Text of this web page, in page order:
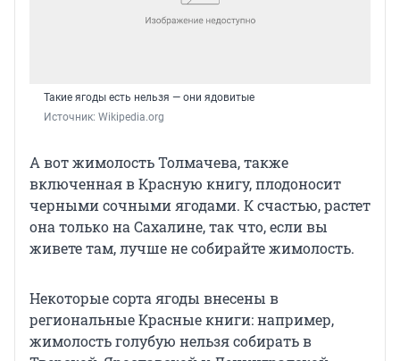
Такие ягоды есть нельзя — они ядовитые
Источник: Wikipedia.org
А вот жимолость Толмачева, также
включенная в Красную книгу, плодоносит
черными сочными ягодами. К счастью, растет
она только на Сахалине, так что, если вы
живете там, лучше не собирайте жимолость.
Некоторые сорта ягоды внесены в
региональные Красные книги: например,
жимолость голубую нельзя собирать в